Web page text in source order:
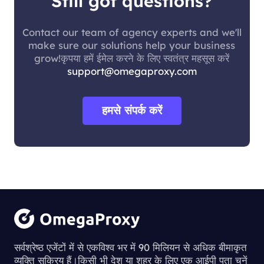
Contact our team of agency experts and we'll
make sure our solutions help your business
grow!कृपया हमें ईमेल करने के लिए स्वतंत्र महसूस करें
support@omegaproxy.com
हमसे संपर्क करें
सर्वश्रेष्ठ एजेंटों में से एकविश्व भर में 90 मिलियन से अधिक बीमाकृत
व्यक्ति सक्रिय हैं।किसी भी देश या शहर के लिए एक आईपी पता चुनें